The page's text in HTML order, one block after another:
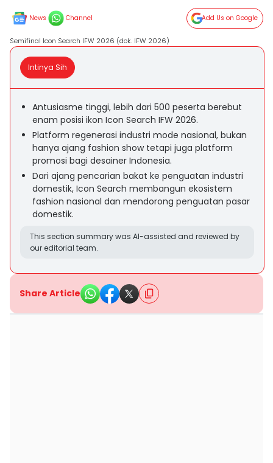
News Channel Add Us on Google
Semifinal Icon Search IFW 2026 (dok. IFW 2026)
Intinya Sih
Antusiasme tinggi, lebih dari 500 peserta berebut
enam posisi ikon Icon Search IFW 2026.
Platform regenerasi industri mode nasional, bukan
hanya ajang fashion show tetapi juga platform
promosi bagi desainer Indonesia.
Dari ajang pencarian bakat ke penguatan industri
domestik, Icon Search membangun ekosistem
fashion nasional dan mendorong penguatan pasar
domestik.
This section summary was AI-assisted and reviewed by
our editorial team.
Share Article